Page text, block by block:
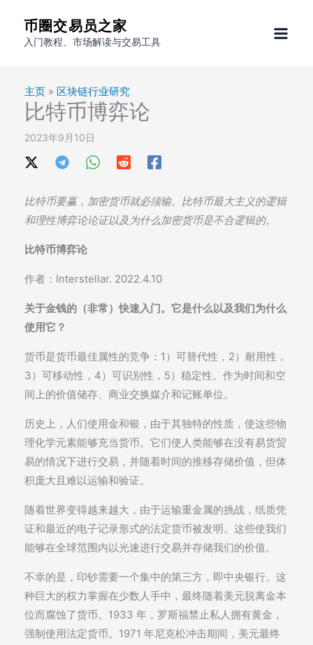
币圈交易员之家
入门教程、市场解读与交易工具
主页 » 区块链行业研究
比特币博弈论
2023年9月10日
比特币要赢，加密货币就必须输。比特币最大主义的逻辑
和理性博弈论论证以及为什么加密货币是不合逻辑的。
比特币博弈论
作者：Interstellar. 2022.4.10
关于金钱的（非常）快速入门。它是什么以及我们为什么
使用它？
货币是货币最佳属性的竞争：1）可替代性，2）耐用性，
3）可移动性，4）可识别性，5）稳定性。作为时间和空
间上的价值储存、商业交换媒介和记账单位。
历史上，人们使用金和银，由于其独特的性质，使这些物
理化学元素能够充当货币。它们使人类能够在没有易货贸
易的情况下进行交易，并随着时间的推移存储价值，但体
积庞大且难以运输和验证。
随着世界变得越来越大，由于运输重金属的挑战，纸质凭
证和最近的电子记录形式的法定货币被发明。这些使我们
能够在全球范围内以光速进行交易并存储我们的价值。
不幸的是，印钞需要一个集中的第三方，即中央银行。这
种巨大的权力掌握在少数人手中，最终随着美元脱离金本
位而腐蚀了货币。1933 年，罗斯福禁止私人拥有黄金，
强制使用法定货币。1971 年尼克松冲击期间，美元最终